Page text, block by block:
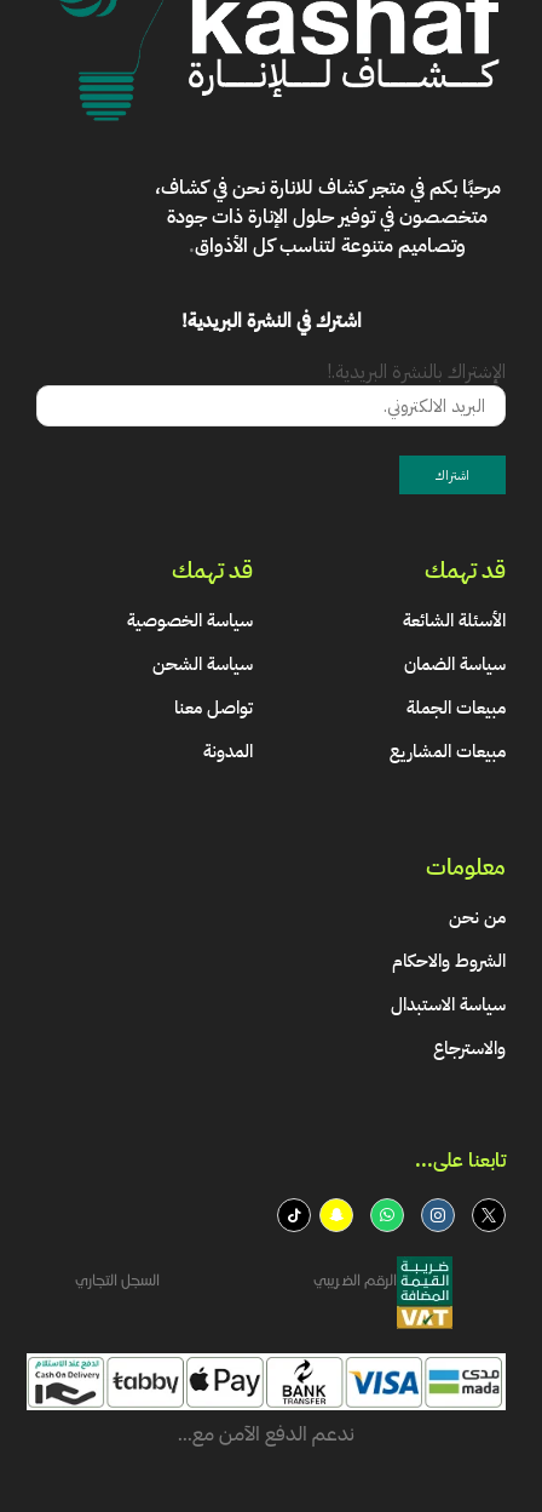
مرحبًا بكم فيمتجر كشاف للانارةنحن في كشاف،
متخصصون في توفير حلول الإنارة ذات جودة
وتصاميم متنوعة لتناسب كل الأذواق.
اشترك في النشرة البريدية!
الإشتراك بالنشرة البريدية.!
قد تهمك
الأسئلة الشائعة
سياسة الضمان
مبيعات الجملة
مبيعات المشاريع
قد تهمك
سياسة الخصوصية
سياسة الشحن
تواصل معنا
المدونة
معلومات
من نحن
الشروط والاحكام
سياسة الاستبدال
والاسترجاع
تابعنا على...​
الرقم الضريبي السجل التجاري
ندعم الدفع الآمن مع...